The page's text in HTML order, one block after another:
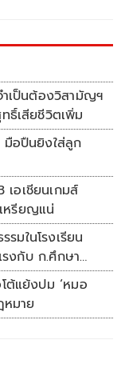
เป็นต้องวิสามัญฯ
ธิ์เสียชีวิตเพิ่ม
อปืนยิงใส่ลูก
อเชียนเกมส์
หรียญแน่
มในโรงเรียน
งกับ ก.ศึกษา
ต้แย้งปม ‘หมอ
มาย